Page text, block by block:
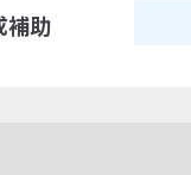
補助